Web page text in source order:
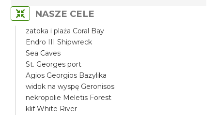
NASZE CELE
zatoka i plaża Coral Bay
Endro III Shipwreck
Sea Caves
St. Georges port
Agios Georgios Bazylika
widok na wyspę Geronisos
nekropolie Meletis Forest
klif White River